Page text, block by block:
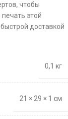
чтобы
этой
доставкой
0,1 кг
21 × 29 × 1 см